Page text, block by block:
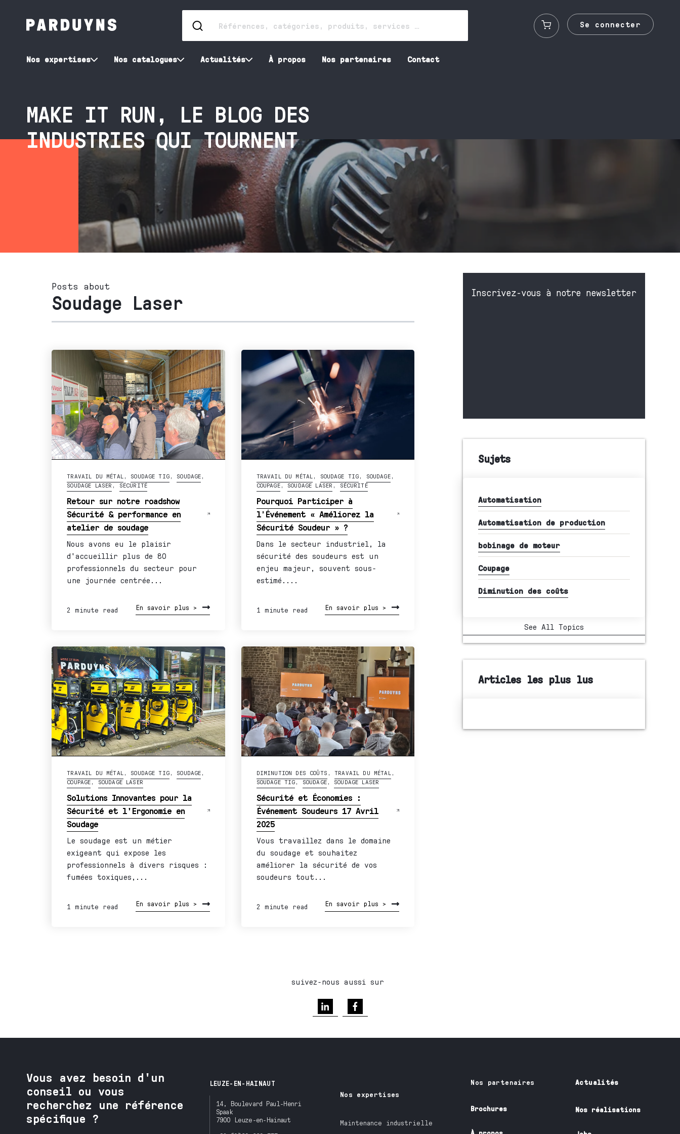
Se connecter
Nos expertises Nos catalogues Actualités À propos Nos partenaires Contact
MAKE IT RUN, LE BLOG DES
INDUSTRIES QUI TOURNENT
Posts about
Soudage Laser
TRAVAIL DU MÉTAL, SOUDAGE TIG, SOUDAGE ,
SOUDAGE LASER , SÉCURITÉ
Retour sur notre roadshow
Sécurité & performance en
atelier de soudage
Nous avons eu le plaisir
d'accueillir plus de 80
professionnels du secteur pour
une journée centrée...
2 minute read En savoir plus >
TRAVAIL DU MÉTAL , SOUDAGE TIG , SOUDAGE,
COUPAGE, SOUDAGE LASER , SÉCURITÉ
Pourquoi Participer à
l’Événement « Améliorez la
Sécurité Soudeur » ?
Dans le secteur industriel, la
sécurité des soudeurs est un
enjeu majeur, souvent sous-
estimé....
1 minute read En savoir plus >
TRAVAIL DU MÉTAL , SOUDAGE TIG, SOUDAGE ,
COUPAGE , SOUDAGE LASER
Solutions Innovantes pour la
Sécurité et l'Ergonomie en
Soudage
Le soudage est un métier
exigeant qui expose les
professionnels à divers risques :
fumées toxiques,...
1 minute read En savoir plus >
DIMINUTION DES COÛTS ,TRAVAIL DU MÉTAL ,
SOUDAGE TIG , SOUDAGE, SOUDAGE LASER
Sécurité et Économies :
Événement Soudeurs 17 Avril
2025
Vous travaillez dans le domaine
du soudage et souhaitez
améliorer la sécurité de vos
soudeurs tout...
2 minute read En savoir plus >
Inscrivez-vous à notre newsletter
Sujets
Automatisation
Automatisation de production
bobinage de moteur
Coupage
Diminution des coûts
See All Topics
Articles les plus lus
suivez-nous aussi sur
Vous avez besoin d'un
conseil ou vous
recherchez une référence
spécifique ?
LEUZE-EN-HAINAUT
14, Boulevard Paul-Henri
Spaak
7900 Leuze-en-Hainaut
Nos expertises
Maintenance industrielle
Nos partenaires
Brochures
Actualités
Nos réalisations